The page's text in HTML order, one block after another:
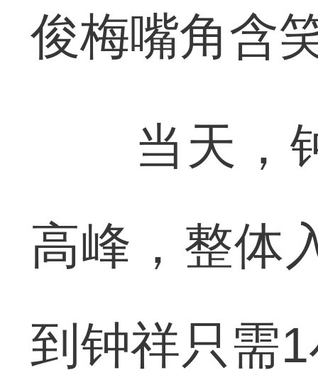
俊梅嘴角含
当天，钟
高峰，整体
到钟祥只需